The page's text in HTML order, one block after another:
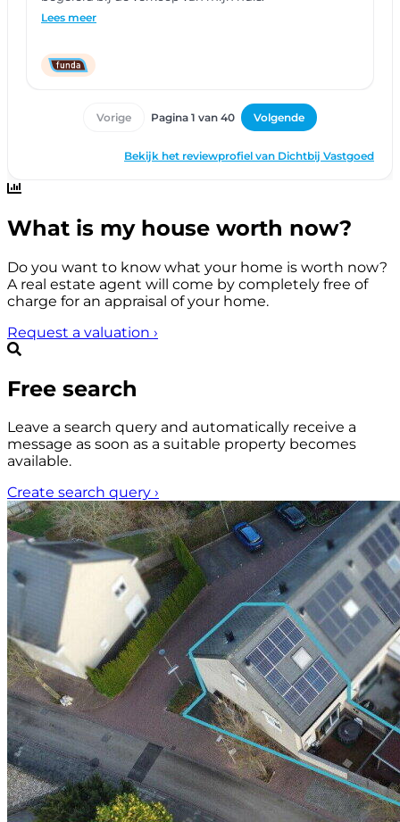
What is my house worth now?
Do you want to know what your home is worth now?
A real estate agent will come by completely free of
charge for an appraisal of your home.
Request a valuation ›
Free search
Leave a search query and automatically receive a
message as soon as a suitable property becomes
available.
Create search query ›